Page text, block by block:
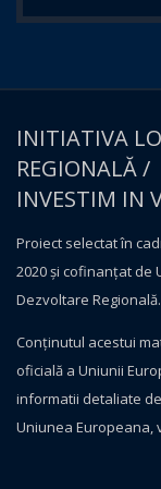
INITIATIVA
REGIONALĂ /
INVESTIM IN
Proiect selectat în
2020 și cofinanțat de
Dezvoltare Regională.
Conţinutul acestui
oficială a Uniunii
informatii detaliate
Uniunea Europeana,